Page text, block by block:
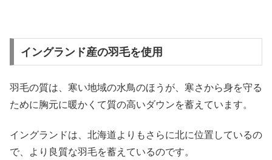
イングランド産の羽毛を使用
羽毛の質は、寒い地域の水鳥のほうが、寒さから身を守る
ために胸元に暖かくて質の高いダウンを蓄えています。
イングランドは、北海道よりもさらに北に位置しているの
で、より良質な羽毛を蓄えているのです。